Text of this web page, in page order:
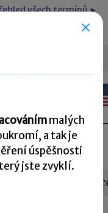
všech termínů ►
Užitečné
malých
a tak je
úspěšnosti
jste zvyklí.